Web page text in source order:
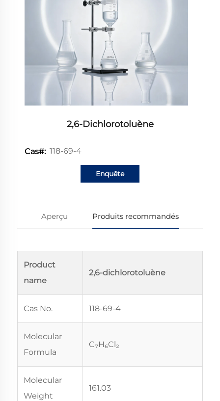
2,6-Dichlorotoluène
Cas#: 118-69-4
Enquête
Aperçu Produits recommandés
Product
name
2,6-dichlorotoluène
Cas No. 118-69-4
Molecular
Formula
C₇H₆Cl₂
Molecular
Weight
161.03